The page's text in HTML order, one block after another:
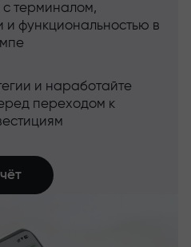
с терминалом,
и функциональностью в
и наработайте
переходом к